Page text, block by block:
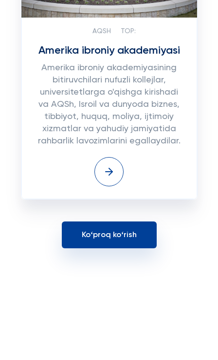
AQSH TOP:
Amerika ibroniy akademiyasi
Amerika ibroniy akademiyasining
bitiruvchilari nufuzli kollejlar,
universitetlarga o'qishga kirishadi
va AQSh, Isroil va dunyoda biznes,
tibbiyot, huquq, moliya, ijtimoiy
xizmatlar va yahudiy jamiyatida
rahbarlik lavozimlarini egallaydilar.
Koʻproq koʻrish